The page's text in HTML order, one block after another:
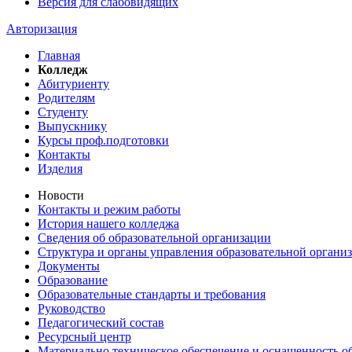
Авторизация
Главная
Колледж
Абитуриенту
Родителям
Студенту
Выпускнику
Курсы проф.подготовки
Контакты
Изделия
Новости
Контакты и режим работы
История нашего колледжа
Сведения об образовательной организации
Структура и органы управления образовательной
Документы
Образование
Образовательные стандарты и требования
Руководство
Педагогический состав
Ресурсный центр